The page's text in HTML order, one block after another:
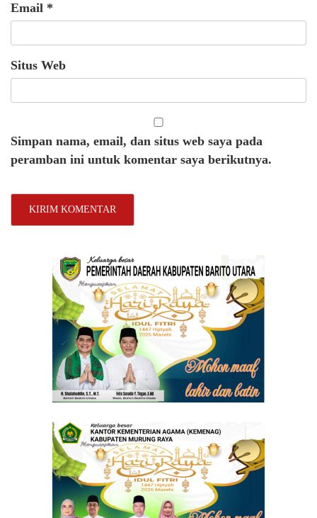
Email *
Situs Web
Simpan nama, email, dan situs web saya pada
peramban ini untuk komentar saya berikutnya.